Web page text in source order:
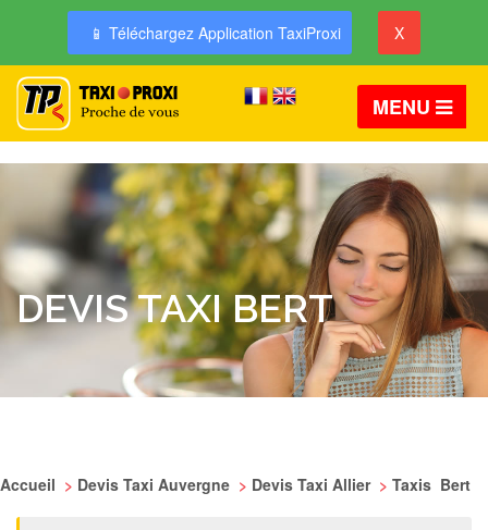
📱 Téléchargez Application TaxiProxi X
MENU
DEVIS TAXI BERT
Accueil > Devis Taxi Auvergne > Devis Taxi Allier > Taxis Bert